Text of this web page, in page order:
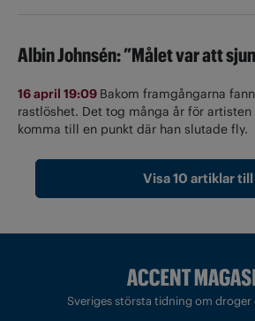
Albin Johnsén: ”Målet var att
16 april 19:09 Bakom framgångarna
rastlöshet. Det tog många år för
komma till en punkt där han slutade fly.
Visa 10 artiklar till
Sveriges största tidning om